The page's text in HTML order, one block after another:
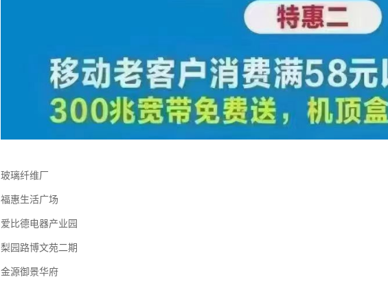
玻璃纤维厂
福惠生活广场
爱比德电器产业园
梨园路博文苑二期
金源御景华府